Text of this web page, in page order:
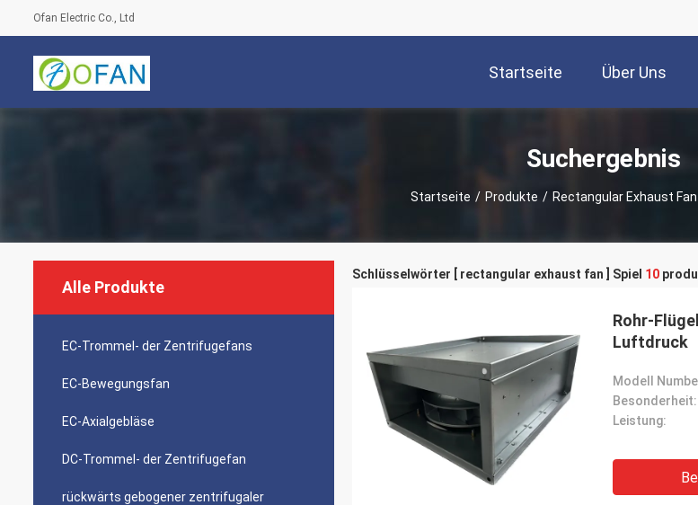
Ofan Electric Co., Ltd
Startseite Über Uns
Suchergebnis
Startseite / Produkte / Rectangular Exhaust
Alle Produkte
EC-Trommel- der Zentrifugefans
EC-Bewegungsfan
EC-Axialgebläse
DC-Trommel- der Zentrifugefan
rückwärts gebogener zentrifugaler
Schlüsselwörter [ rectangular exhaust fan ] Spiel 10
Rohr-
Luftdruck
Modell
Besonderheit:
Leistung: